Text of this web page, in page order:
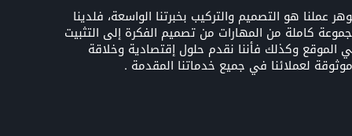
عملنا هو التصميم والتركيب بخبرتنا الواسعة، فلدينا
كاملة من المهارات من تصميم الفكرة إلى التثبيت
الموقع وكذلك فأننا نقدم حلول إقتصادية وخلاقة
لعملائنا في جميع خدماتنا المقدمة .